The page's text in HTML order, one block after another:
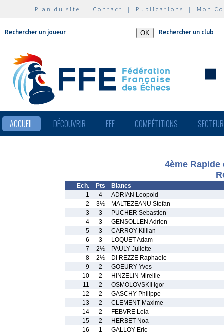
Plan du site | Contact | Publications | Mon
Rechercher un joueur Rechercher un club
ACCUEIL DÉCOUVRIR FFE COMPÉTITIONS
4ème Rapide
Ech. Pts
Blancs
1
4
ADRIAN Leopold
2
3½
MALTEZEANU Stefan
3
3
PUCHER Sebastien
4
3
GENSOLLEN Adrien
5
3
CARROY Killian
6
3
LOQUET Adam
7
2½
PAULY Juliette
8
2½
DI REZZE Raphaele
9
2
GOEURY Yves
10
2
HINZELIN Mireille
11
2
OSMOLOVSKII Igor
12
2
GASCHY Philippe
13
2
CLEMENT Maxime
14
2
FEBVRE Leia
15
2
HERBET Noa
16
1
GALLOY Eric